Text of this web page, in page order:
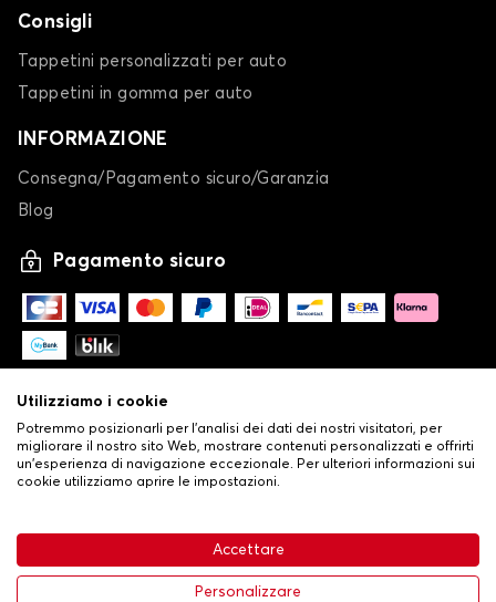
63,99 € Aggiungi al carrello
Consigli
Tappetini personalizzati per auto
Tappetini in gomma per auto
INFORMAZIONE
Consegna/Pagamento sicuro/Garanzia
Blog
Pagamento sicuro
Condizioni generali di vendita•
Politica sulla privacy e sui cookie•Livraison
Utilizziamo i cookie
Potremmo posizionarli per l'analisi dei dati dei nostri visitatori, per
migliorare il nostro sito Web, mostrare contenuti personalizzati e offrirti
un'esperienza di navigazione eccezionale. Per ulteriori informazioni sui
cookie utilizziamo aprire le impostazioni.
Accettare
Personalizzare